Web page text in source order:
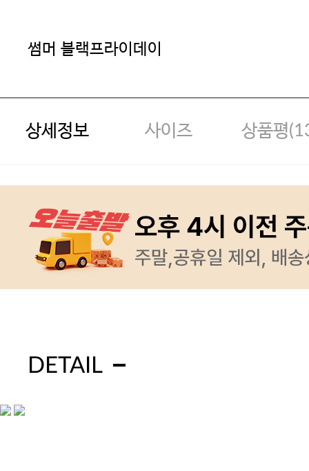
썸머 블랙프라이데이
상세정보 사이즈 상품평(
DETAIL